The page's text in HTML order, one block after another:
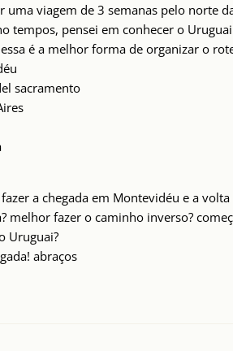
uma viagem de 3 semanas pelo norte
tempos, pensei em conhecer o
essa é a melhor forma de organizar o
sacramento
a chegada em Montevidéu e a
melhor fazer o caminho inverso?
Uruguai?
abraços